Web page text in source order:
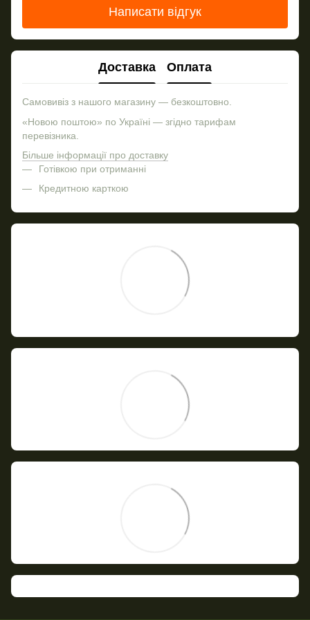
Написати відгук
Доставка Оплата
Самовивіз з нашого магазину — безкоштовно.
«Новою поштою» по Україні — згідно тарифам
перевізника.
Більше інформації про доставку
Готівкою при отриманні
Кредитною карткою